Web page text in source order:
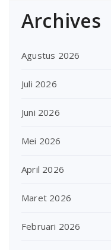
Archives
Agustus 2026
Juli 2026
Juni 2026
Mei 2026
April 2026
Maret 2026
Februari 2026